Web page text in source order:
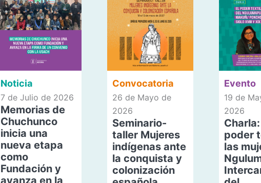
Noticia
7 de Julio de 2026
Memorias de
Chuchunco
inicia una
nueva etapa
como
Fundación y
avanza en la
Convocatoria
26 de Mayo de
2026
Seminario-
taller Mujeres
indígenas ante
la conquista y
colonización
Evento
19 de
2026
poder
las